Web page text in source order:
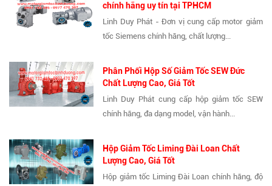
chính hãng uy tín tại TPHCM
Linh Duy Phát - Đơn vị cung cấp motor giảm
tốc Siemens chính hãng, chất lượng...
Phân Phối Hộp Số Giảm Tốc SEW Đức
Chất Lượng Cao, Giá Tốt
Linh Duy Phát cung cấp hộp giảm tốc SEW
chính hãng, đa dạng model, vận hành...
Hộp Giảm Tốc Liming Đài Loan Chất
Lượng Cao, Giá Tốt
Hộp giảm tốc Liming Đài Loan chính hãng, độ